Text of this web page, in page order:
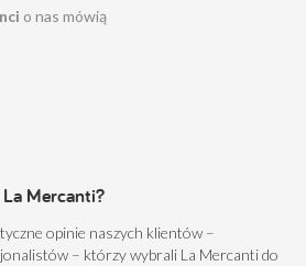
o nas mówią
Mercanti?
opinie naszych klientów –
– którzy wybrali La Mercanti do